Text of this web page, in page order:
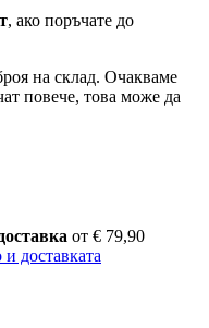
, ако поръчате до
на склад. Очакваме
повече, това може да
от € 79,90
доставката